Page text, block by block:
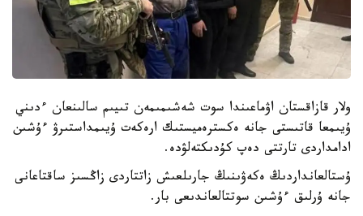
ولار قازاقستان اۋماعىندا سوت شەشىمىمەن تىيىم سالىنعان ءدىني
ۇيىمعا قاتىستى جانە ەكسترەميستىك ارەكەت ۇيىمداستىرۋ ءۇشىن
ادامداردى تارتتى دەپ كۇدىكتەلۋدە.
ۇستالعانداردىڭ ەكەۋىنىڭ جارىلعىش زاتتاردى زاڭسىز ساقتاعانى
جانە ۇرلىق ءۇشىن سوتتالعاندىعى بار.